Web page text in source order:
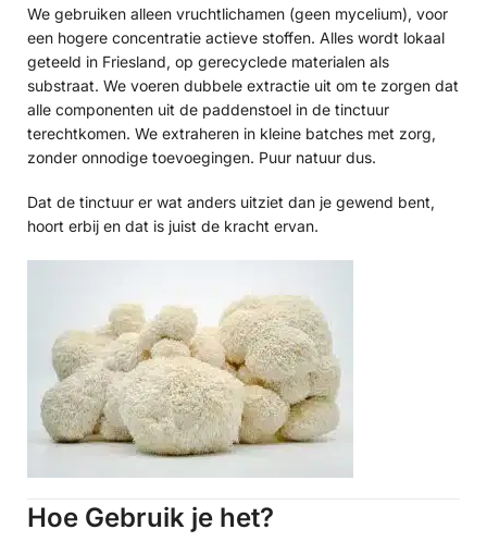
We gebruiken alleen vruchtlichamen (geen mycelium), voor
een hogere concentratie actieve stoffen. Alles wordt lokaal
geteeld in Friesland, op gerecyclede materialen als
substraat. We voeren dubbele extractie uit om te zorgen dat
alle componenten uit de paddenstoel in de tinctuur
terechtkomen. We extraheren in kleine batches met zorg,
zonder onnodige toevoegingen. Puur natuur dus.
Dat de tinctuur er wat anders uitziet dan je gewend bent,
hoort erbij en dat is juist de kracht ervan.
Hoe Gebruik je het?